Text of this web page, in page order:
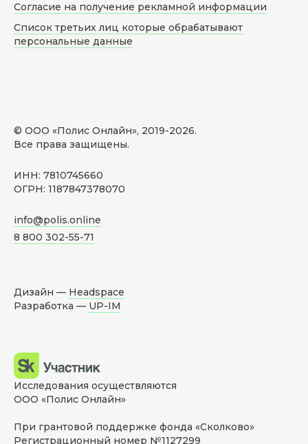
© ООО «Полис Онлайн», 2019-2026.
Все права защищены.
ИНН: 7810745660
ОГРН: 1187847378070
info@polis.online
8 800 302-55-71
Согласие на получение рекламной информации
Список третьих лиц которые обрабатывают
персональные данные
Дизайн — Headspace
Разработка — UP-IM
Исследования осуществляются
ООО «Полис Онлайн»
При грантовой поддержке фонда «Сколково»
Регистрационный номер №1127299